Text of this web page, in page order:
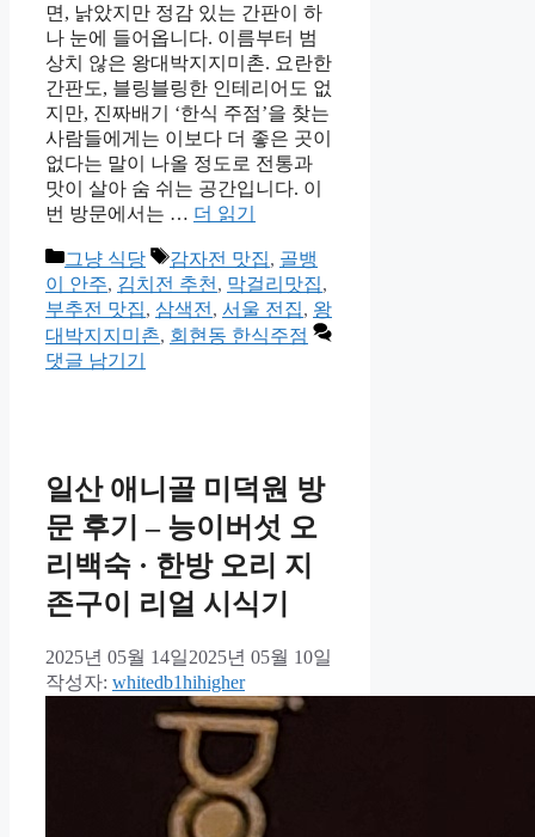
면, 낡았지만 정감 있는 간판이 하
나 눈에 들어옵니다. 이름부터 범
상치 않은 왕대박지지미촌. 요란한
간판도, 블링블링한 인테리어도 없
지만, 진짜배기 ‘한식 주점’을 찾는
사람들에게는 이보다 더 좋은 곳이
없다는 말이 나올 정도로 전통과
맛이 살아 숨 쉬는 공간입니다. 이
번 방문에서는 … 더 읽기
카
테
고
리
그냥 식당
태
그
감자전 맛집, 골뱅
이 안주, 김치전 추천 , 막걸리맛집,
부추전 맛집, 삼색전 , 서울 전집, 왕
대박지지미촌, 회현동 한식주점
댓글 남기기
일산 애니골 미덕원 방
문 후기 – 능이버섯 오
리백숙 · 한방 오리 지
존구이 리얼 시식기
2025년 05월 14일2025년 05월 10일
작성자: whitedb1hihigher